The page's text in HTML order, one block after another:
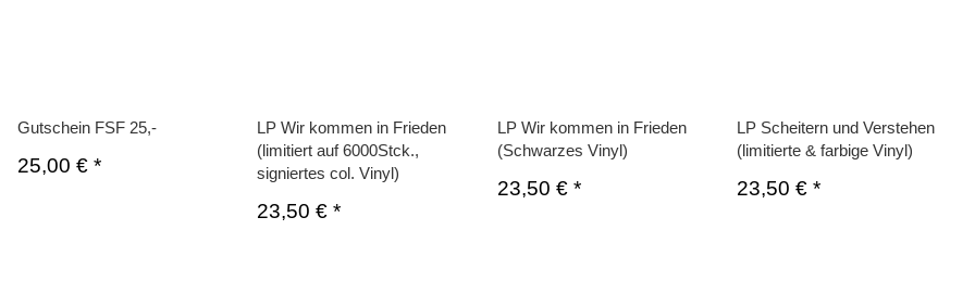
Gutschein FSF 25,-
25,00 € *
LP Wir kommen in Frieden
(limitiert auf 6000Stck.,
signiertes col. Vinyl)
23,50 €*
LP Wir kommen in Frieden
(Schwarzes Vinyl)
23,50 € *
LP Scheitern und Verstehen
(limitierte & farbige Vinyl)
23,50 € *